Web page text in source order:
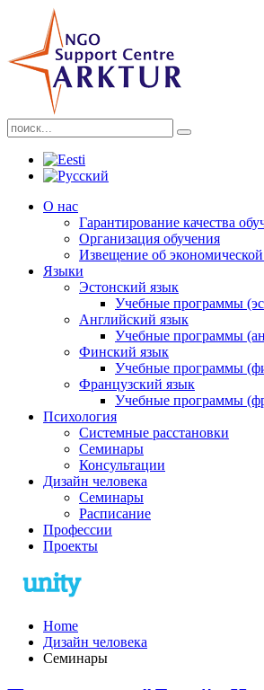
О нас
Гарантирование качества
Организация обучения
Извещение об экономической
Языки
Эстонский язык
Учебные программы
Английский язык
Учебные программы
Финский язык
Учебные программы
Французский язык
Учебные программы
Психология
Системные расстановки
Семинары
Консультации
Дизайн человека
Семинары
Расписание
Профессии
Проекты
Home
Дизайн человека
Семинары